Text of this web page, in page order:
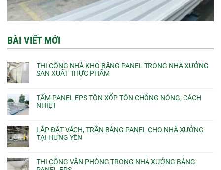
BÀI VIẾT MỚI
THI CÔNG NHÀ KHO BẰNG PANEL TRONG NHÀ XƯỞNG
SẢN XUẤT THỰC PHẨM
TẤM PANEL EPS TÔN XỐP TÔN CHỐNG NÓNG, CÁCH
NHIỆT
LẮP ĐẶT VÁCH, TRẦN BẰNG PANEL CHO NHÀ XƯỞNG
TẠI HƯNG YÊN
THI CÔNG VĂN PHÒNG TRONG NHÀ XƯỞNG BẰNG